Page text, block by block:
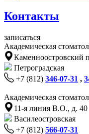
Контакты
записаться
Академическая
Каменноостровский
Петроградская
+7 (812) 346-07-31 ,
Академическая
11-я линия В.О., д. 40
Василеостровская
+7 (812) 566-07-31